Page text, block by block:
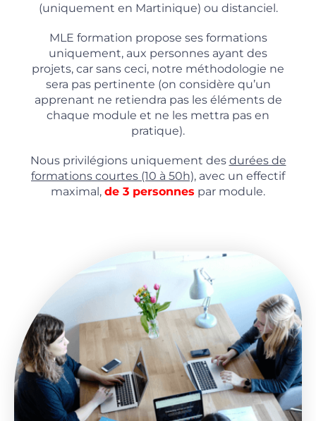
(uniquement en Martinique) ou distanciel.
MLE formation propose ses formations
uniquement, aux personnes ayant des
projets, car sans ceci, notre méthodologie ne
sera pas pertinente (on considère qu’un
apprenant ne retiendra pas les éléments de
chaque module et ne les mettra pas en
pratique).
Nous privilégions uniquement des durées de
formations courtes (10 à 50h), avec un effectif
maximal, de 3 personnes par module.